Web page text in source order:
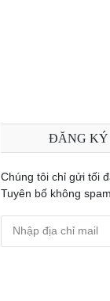
ĐĂNG KÝ
Chúng tôi chỉ gửi tối
Tuyên bố không